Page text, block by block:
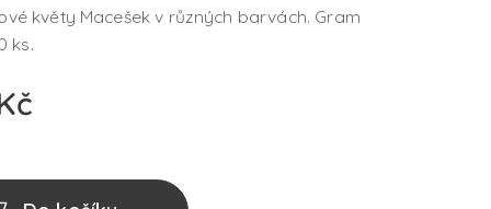
květy Macešek v různých barvách. Gram
ks.